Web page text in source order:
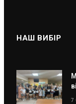
НАШ ВИБІР
7